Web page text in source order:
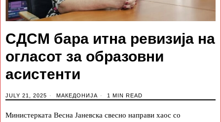
СДСМ бара итна ревизија на
огласот за образовни
асистенти
JULY 21, 2025 МАКЕДОНИЈА 1 MIN READ
Министерката Весна Јаневска свесно направи хаос со